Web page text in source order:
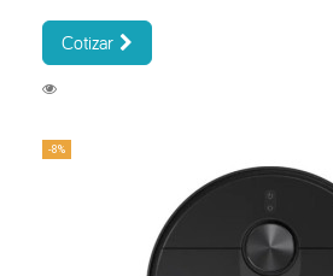
Cotizar
-8%